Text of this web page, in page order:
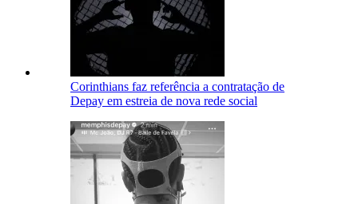
Corinthians faz referência a contratação de
Depay em estreia de nova rede social